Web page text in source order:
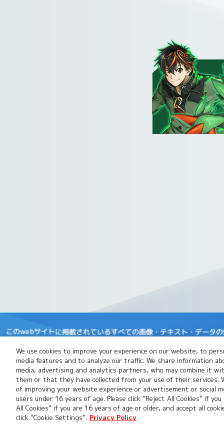
このwebサイトに掲載されているすべての画像・テキスト・データ
※Apple、Appleのロゴは、米国もしくはその他の国や地域におけ
App Storeは、Apple Inc.のサービスマークです。
※Google Playおよび Google Play ロゴは、Google LLCの商標また
※デジカ及びデジカのロゴは、株式会社バンダイの登録商標または
推奨環境について Cookies Settings
We use cookies to improve your experience on our website, to
media features and to analyze our traffic. We share information
media, advertising and analytics partners, who may combine it
them or that they have collected from your use of their services.
of improving your website experience or advertisement or social
users under 16 years of age. Please click “Reject All Cookies” if
All Cookies” if you are 16 years of age or older, and accept all
click “Cookie Settings”. Privacy Policy